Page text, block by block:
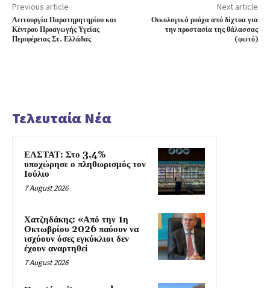
Previous article
Λειτουργία Παρατηρητηρίου και
Κέντρου Προαγωγής Υγείας
Περιφέρειας Στ. Ελλάδας
Next article
Οικολογικά ρούχα από δίχτυα για
την προστασία της θάλασσας
(φωτό)
Τελευταία Νέα
ΕΛΣΤΑΤ: Στο 3,4%
υποχώρησε ο πληθωρισμός τον
Ιούλιο
7 August 2026
Χατζηδάκης: «Από την 1η
Οκτωβρίου 2026 παύουν να
ισχύουν όσες εγκύκλιοι δεν
έχουν αναρτηθεί
7 August 2026